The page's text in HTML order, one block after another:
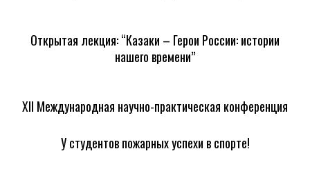
Открытая лекция: “Казаки – Герои России: истории
нашего времени”
XII Международная научно-практическая конференция
У студентов пожарных успехи в спорте!